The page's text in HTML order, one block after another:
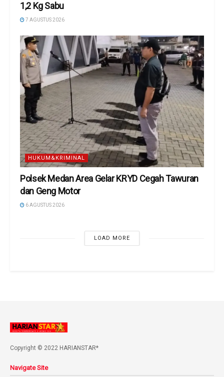
1,2 Kg Sabu
7 AGUSTUS 2026
HUKUM&KRIMINAL
Polsek Medan Area Gelar KRYD Cegah Tawuran
dan Geng Motor
6 AGUSTUS 2026
LOAD MORE
Copyright © 2022 HARIANSTAR*
Navigate Site